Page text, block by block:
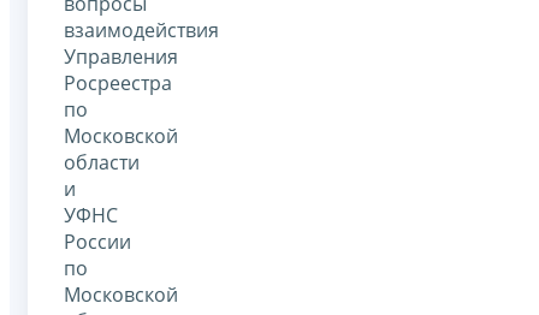
взаимодействия
Управления
Росреестра
по
Московской
области
и
УФНС
России
по
Московской